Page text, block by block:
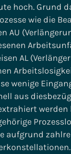
hoch. Grund
wie die
AU
AL
wenige
aus
werden
aufgrund